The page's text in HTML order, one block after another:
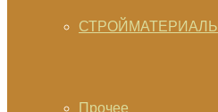
СТРОЙМАТЕРИАЛЫ
Прочее